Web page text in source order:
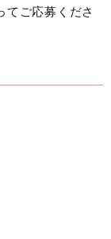
てご応募くださ